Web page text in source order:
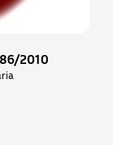
2010